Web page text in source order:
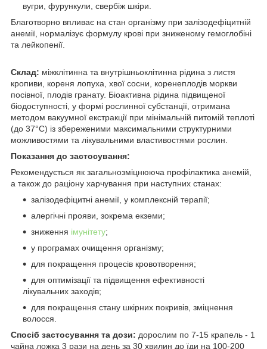
вугри, фурункули, свербіж шкіри.
Благотворно впливає на стан організму при залізодефіцитній
анемії, нормалізує формулу крові при зниженому гемоглобіні
та лейкопенії.
Склад: міжклітинна та внутрішньоклітинна рідина з листя
кропиви, кореня лопуха, хвої сосни, коренеплодів моркви
посівної, плодів гранату. Біоактивна рідина підвищеної
біодоступності, у формі рослинної субстанції, отримана
методом вакуумної екстракції при мінімальній питомій теплоті
(до 37°С) із збереженими максимальними структурними
можливостями та лікувальними властивостями рослин.
Показання до застосування:
Рекомендується як загальнозміцнююча профілактика анемій,
а також до раціону харчування при наступних станах:
залізодефіцитні анемії, у комплексній терапії;
алергічні прояви, зокрема екземи;
зниження імунітету;
у програмах очищення організму;
для покращення процесів кровотворення;
для оптимізації та підвищення ефективності
лікувальних заходів;
для покращення стану шкірних покривів, зміцнення
волосся.
Спосіб застосування та дози: дорослим по 7-15 крапель - 1
чайна ложка 3 рази на день за 30 хвилин до їди на 100-200